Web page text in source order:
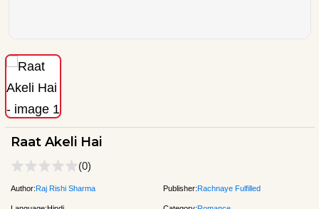
Raat Akeli Hai
(0)
Author:Raj Rishi Sharma Publisher:Rachnaye Fulfilled